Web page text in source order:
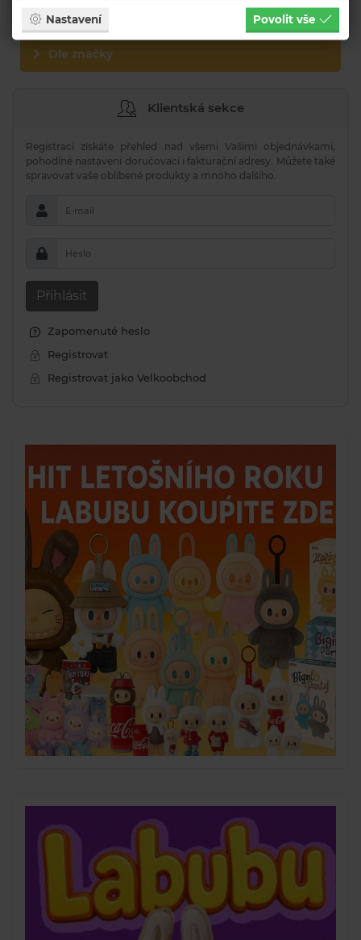
Nastavení Povolit vše
Dle značky
Klientská sekce
Registrací získáte přehled nad všemi Vašimi objednávkami,
pohodlné nastavení doručovací i fakturační adresy. Můžete také
spravovat vaše oblíbené produkty a mnoho dalšího.
E-mail
Heslo
Přihlásit
Zapomenuté heslo
Registrovat
Registrovat jako Velkoobchod